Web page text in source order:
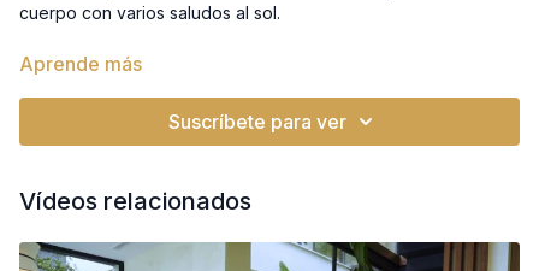
cuerpo con varios saludos al sol.
Los saludos al sol constituyen una práctica completa en sí, así
Terminamos con algunas posturas sentadas y un buen
Aprende más
Suscríbete para ver
Vídeos relacionados